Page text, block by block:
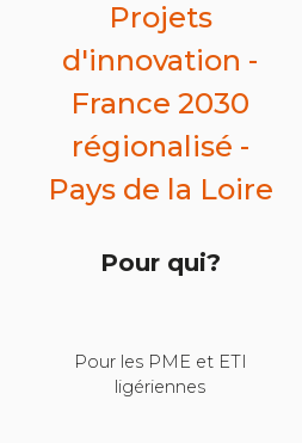
Projets
d'innovation -
France 2030
régionalisé -
Pays de la Loire
Pour qui?
Pour les PME et ETI
ligériennes